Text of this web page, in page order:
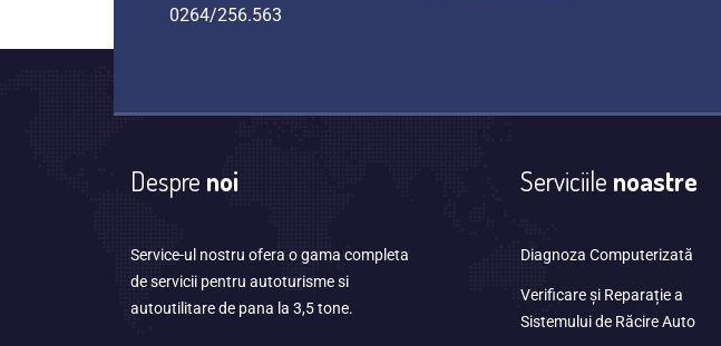
0264/256.563
Despre noi
Service-ul nostru ofera o gama completa
de servicii pentru autoturisme si
autoutilitare de pana la 3,5 tone.
Serviciile noastre
Diagnoza Computerizată
Verificare și Reparație a
Sistemului de Răcire Auto